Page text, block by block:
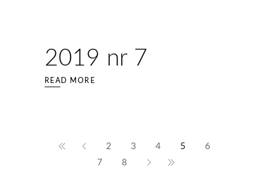
2019 nr 7
READ MORE
2 3 4 5
6
7
8